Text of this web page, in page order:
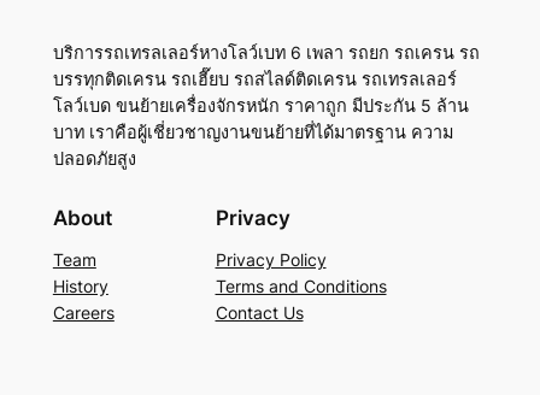
บริการรถเทรลเลอร์หางโลว์เบท 6 เพลา รถยก รถเครน รถ
บรรทุกติดเครน รถเฮี๊ยบ รถสไลด์ติดเครน รถเทรลเลอร์
โลว์เบด ขนย้ายเครื่องจักรหนัก ราคาถูก มีประกัน 5 ล้าน
บาท เราคือผู้เชี่ยวชาญงานขนย้ายที่ได้มาตรฐาน ความ
ปลอดภัยสูง
About
Team
History
Careers
Privacy
Privacy Policy
Terms and Conditions
Contact Us